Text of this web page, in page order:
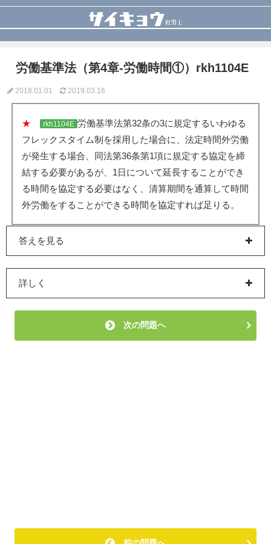
労働基準法（第4章-労働時間①）rkh1104E
2018.01.01 2019.03.16
★ rkh1104E 労働基準法第32条の3に規定するいわゆる
フレックスタイム制を採用した場合に、法定時間外労働
が発生する場合、同法第36条第1項に規定する協定を締
結する必要があるが、1日について延長することができ
る時間を協定する必要はなく、清算期間を通算して時間
外労働をすることができる時間を協定すれば足りる。
答えを見る
詳しく
次の問題へ